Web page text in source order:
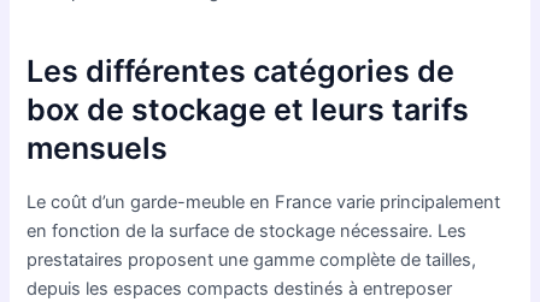
Les différentes catégories de
box de stockage et leurs tarifs
mensuels
Le coût d’un garde-meuble en France varie principalement
en fonction de la surface de stockage nécessaire. Les
prestataires proposent une gamme complète de tailles,
depuis les espaces compacts destinés à entreposer